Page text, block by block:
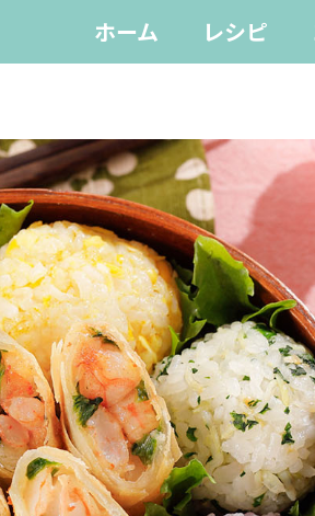
ホーム レシピ